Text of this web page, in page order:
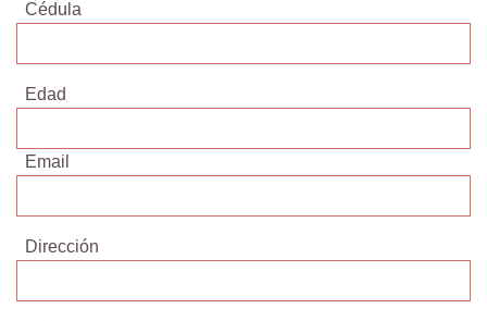
Cédula
Edad
Email
Dirección